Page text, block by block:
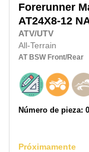
Forerunner
AT24X8-12
ATV/UTV
All-Terrain
AT BSW Front/Rear
Número de pieza:
Próximamente